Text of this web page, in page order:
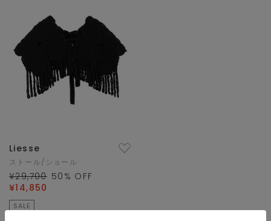
Liesse
ストール/ショール
¥29,700 50 % OFF
¥14,850
SALE